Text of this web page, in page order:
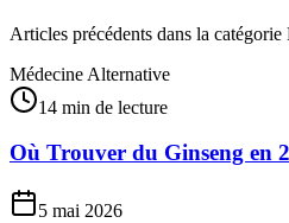
Articles précédents dans la catégorie
Médecine Alternative
14 min de lecture
Où Trouver du Ginseng en
5 mai 2026